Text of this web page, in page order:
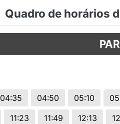
Quadro de horários
04:35 04:50 05:10
11:23 11:49 12:13